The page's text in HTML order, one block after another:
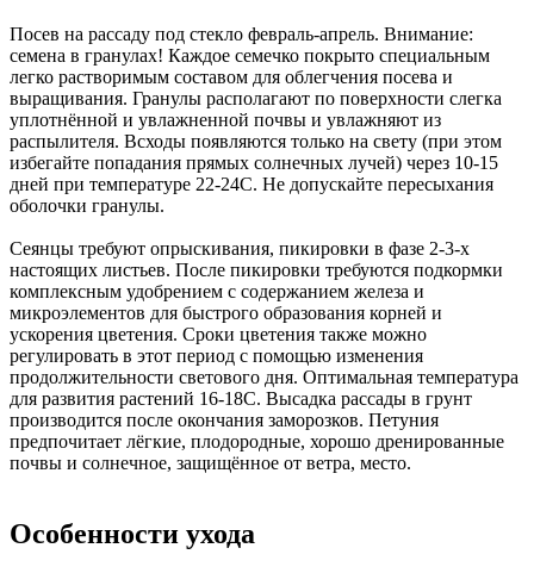
Посев на рассаду под стекло февраль-апрель. Внимание:
семена в гранулах! Каждое семечко покрыто специальным
легко растворимым составом для облегчения посева и
выращивания. Гранулы располагают по поверхности слегка
уплотнённой и увлажненной почвы и увлажняют из
распылителя. Всходы появляются только на свету (при этом
избегайте попадания прямых солнечных лучей) через 10-15
дней при температуре 22-24С. Не допускайте пересыхания
оболочки гранулы.
Сеянцы требуют опрыскивания, пикировки в фазе 2-3-х
настоящих листьев. После пикировки требуются подкормки
комплексным удобрением с содержанием железа и
микроэлементов для быстрого образования корней и
ускорения цветения. Сроки цветения также можно
регулировать в этот период с помощью изменения
продолжительности светового дня. Оптимальная температура
для развития растений 16-18С. Высадка рассады в грунт
производится после окончания заморозков. Петуния
предпочитает лёгкие, плодородные, хорошо дренированные
почвы и солнечное, защищённое от ветра, место.
Особенности ухода